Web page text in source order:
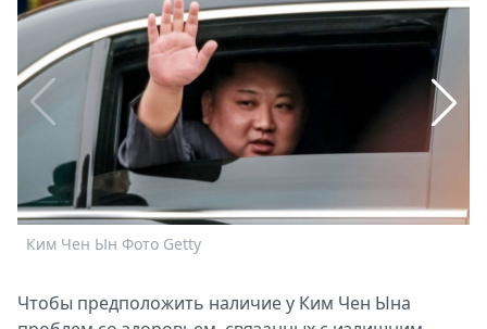
Стримы
Спецпроекты
Звезды
Выборы
2026
Скачай
Metro
Ким Чен Ын Фото Getty
Чтобы предположить наличие у Ким Чен Ына